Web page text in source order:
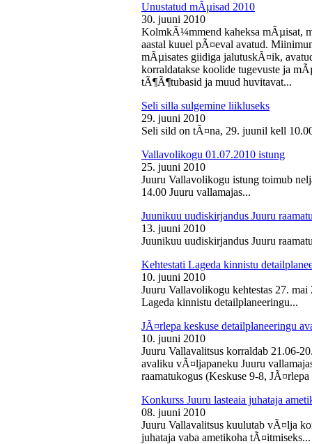
Unustatud mÃµisad 2010
30. juuni 2010
KolmkÃ¼mmend kaheksa mÃµisat,
aastal kuuel pÃ¤eval avatud.
mÃµisates giidiga jalutuskÃ¤ik,
korraldatakse koolide tugevuste ja
tÃ¶Ã¶tubasid ja muud huvitavat...
Seli silla sulgemine liikluseks
29. juuni 2010
Seli sild on tÃ¤na, 29. juunil kell
Vallavolikogu 01.07.2010 istung
25. juuni 2010
Juuru Vallavolikogu istung toimub
14.00 Juuru vallamajas...
Juunikuu uudiskirjandus Juuru
13. juuni 2010
Juunikuu uudiskirjandus Juuru
Kehtestati Lageda kinnistu
10. juuni 2010
Juuru Vallavolikogu kehtestas 27.
Lageda kinnistu detailplaneeringu...
JÃ¤rlepa keskuse detailplaneeringu
10. juuni 2010
Juuru Vallavalitsus korraldab 21.06-
avaliku vÃ¤ljapaneku Juuru
raamatukogus (Keskuse 9-8,
Konkurss Juuru lasteaia juhataja
08. juuni 2010
Juuru Vallavalitsus kuulutab vÃ¤lja
juhataja vaba ametikoha tÃ¤itmiseks...